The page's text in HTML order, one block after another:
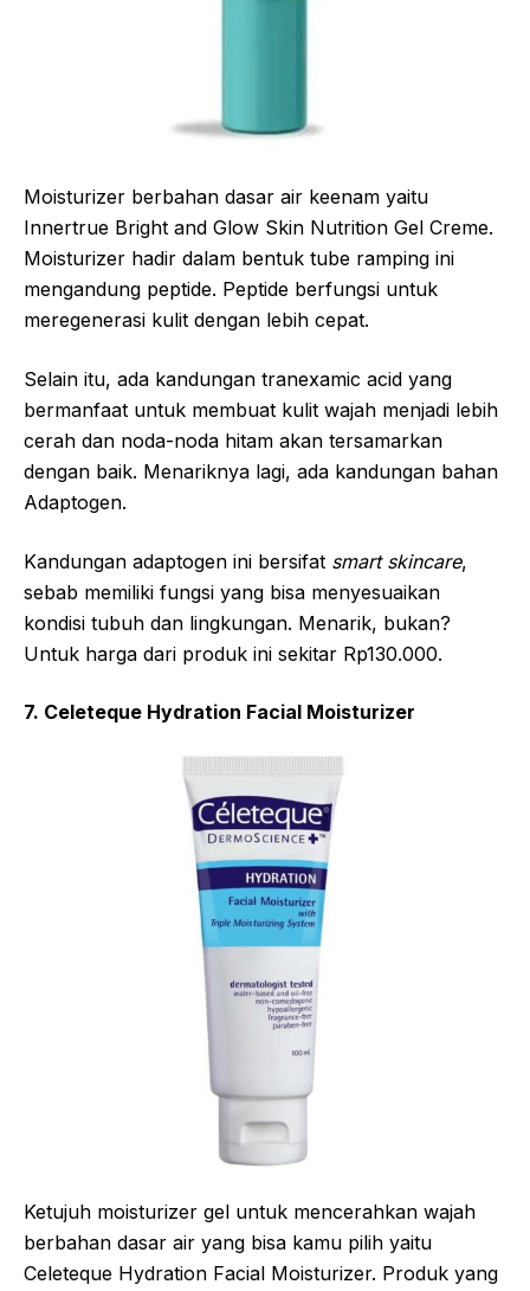
Moisturizer berbahan dasar air keenam yaitu
Innertrue Bright and Glow Skin Nutrition Gel Creme.
Moisturizer hadir dalam bentuk tube ramping ini
mengandung peptide. Peptide berfungsi untuk
meregenerasi kulit dengan lebih cepat.
Selain itu, ada kandungan tranexamic acid yang
bermanfaat untuk membuat kulit wajah menjadi lebih
cerah dan noda-noda hitam akan tersamarkan
dengan baik. Menariknya lagi, ada kandungan bahan
Adaptogen.
Kandungan adaptogen ini bersifat smart skincare,
sebab memiliki fungsi yang bisa menyesuaikan
kondisi tubuh dan lingkungan. Menarik, bukan?
Untuk harga dari produk ini sekitar Rp130.000.
7. Celeteque Hydration Facial Moisturizer
Ketujuh moisturizer gel untuk mencerahkan wajah
berbahan dasar air yang bisa kamu pilih yaitu
Celeteque Hydration Facial Moisturizer. Produk yang